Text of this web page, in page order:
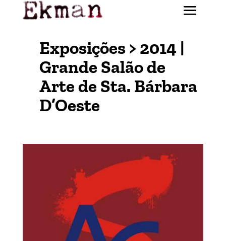
Exposições > 2014 |
Grande Salão de
Arte de Sta. Bárbara
D’Oeste